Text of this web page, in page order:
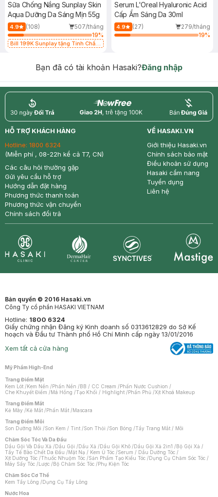
Sữa Chống Nắng Sunplay Skin
Aqua Dưỡng Da Sáng Mịn 55g
4.9 (108)
507/tháng
19%
Bill 199K Sunplay tặng Tinh Chất
Serum L'Oreal Hyaluronic Acid
Cấp Ẩm Sáng Da 30ml
4.9 (27)
279/tháng
19%
Bạn đã có tài khoản Hasaki?Đăng nhập
return nowfree price
HỖ TRỢ KHÁCH HÀNG
Hotline: 1800 6324
(Miễn phí , 08-22h kể cả T7, CN)
Các câu hỏi thường gặp
Gửi yêu cầu hỗ trợ
Hướng dẫn đặt hàng
Phương thức thanh toán
Phương thức vận chuyển
Chính sách đổi trả
VỀ HASAKI.VN
Giới thiệu Hasaki.vn
Chính sách bảo mật
Điều khoản sử dụng
Hasaki cẩm nang
Tuyển dụng
Liên hệ
Bản quyền © 2016 Hasaki.vn
Công Ty cổ phần HASAKI VIETNAM
Hotline: 1800 6324
Giấy chứng nhận Đăng ký Kinh doanh số 0313612829 do Sở Kế
hoạch và Đầu tư Thành phố Hồ Chí Minh cấp ngày 13/01/2016
Xem tất cả cửa hàng
Mỹ Phẩm High-End
Trang Điểm Mặt
Kem Lót /Kem Nền /Phấn Nền /BB / CC Cream /Phấn Nước Cushion /
Che Khuyết Điểm /Má Hồng /Tạo Khối / Highlight /Phấn Phủ /Xịt Khoá Makeup
Trang Điểm Mắt
Kẻ Mày /Kẻ Mắt /Phấn Mắt /Mascara
Trang Điểm Môi
Son Dưỡng Môi /Son Kem / Tint /Son Thỏi /Son Bóng /Tẩy Trang Mắt / Môi
Chăm Sóc Tóc Và Da Đầu
Dầu Gội Và Dầu Xả /Dầu Gội /Dầu Xả /Dầu Gội Khô /Dầu Gội Xả 2in1 /Bộ Gội Xả /
Tẩy Tế Bào Chết Da Đầu /Mặt Nạ / Kem Ủ Tóc /Serum / Dầu Dưỡng Tóc /
Xịt Dưỡng Tóc /Thuốc Nhuộm Tóc /Sản Phẩm Tạo Kiểu Tóc /Dụng Cụ Chăm Sóc Tóc /
Máy Sấy Tóc /Lược /Bộ Chăm Sóc Tóc /Phụ Kiện Tóc
Chăm Sóc Cơ Thể
Kem Tẩy Lông /Dụng Cụ Tẩy Lông
Nước Hoa